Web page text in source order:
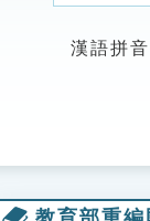
漢語拼音